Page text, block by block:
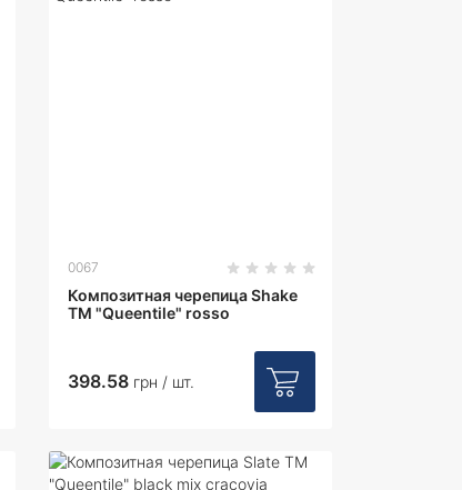
0067
Композитная черепица Shake
ТМ "Queentile" rosso
398.58грн / шт.